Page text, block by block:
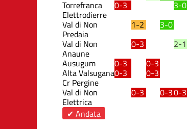
Torrefranca
Elettrodierre
0-3 3-0
Val di Non
Predaia
1-2 3-0
Val di Non
Anaune
0-3 2-1
Ausugum
0-3 0-3
Alta Valsugana
Cr Pergine
0-3 0-3
Val di Non
Elettrica
0-3 0-30-3
✔ Andata